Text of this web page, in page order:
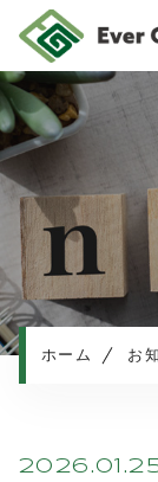
ホーム お